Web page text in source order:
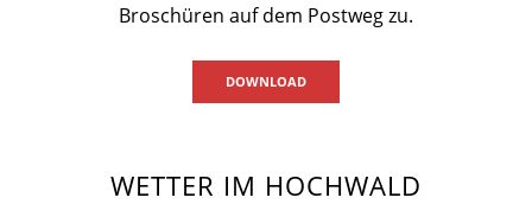
Broschüren auf dem Postweg zu.
DOWNLOAD
WETTER IM HOCHWALD